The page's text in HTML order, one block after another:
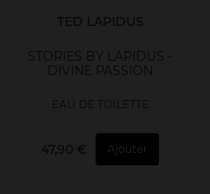
TED LAPIDUS
STORIES BY LAPIDUS -
DIVINE PASSION
EAU DE TOILETTE
47,90 € Ajouter